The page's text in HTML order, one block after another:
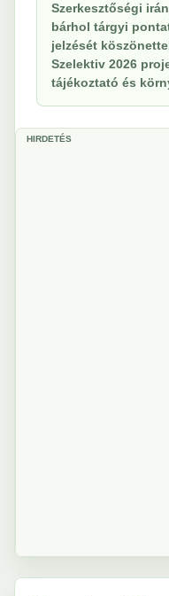
Szerkesztőségi
bárhol tárgyi
jelzését
Szelektiv 2026
tájékoztató és
HIRDETÉS